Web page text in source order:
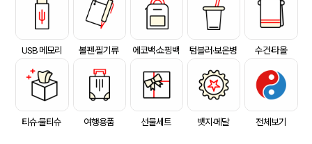
USB 메모리 볼펜·필기류 에코백·쇼핑백 텀블러·보온병 수건·타올
티슈·물티슈 여행용품 선물세트 뱃지·메달 전체보기